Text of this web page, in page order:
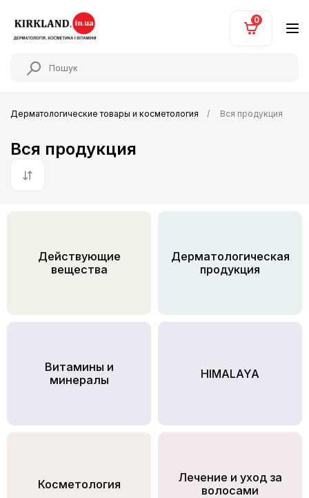
0
Дерматологические товары и косметология Вся продукция
Вся продукция
По умолчанию
Действующие
вещества
Дерматологическая
продукция
Витамины и
минералы
HIMALAYA
Косметология
Лечение и уход за
волосами